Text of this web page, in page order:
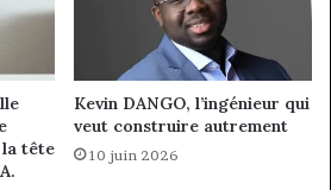
la tête
Kevin DANGO, l’ingénieur qui
veut construire autrement
10 juin 2026